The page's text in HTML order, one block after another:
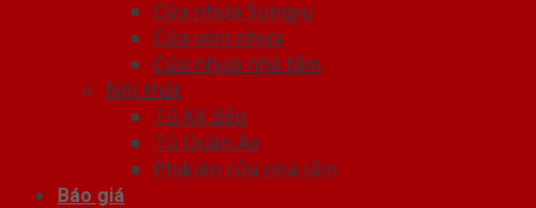
Cửa nhựa Sungyu
Cửa vòm nhựa
Cửa nhựa nhà tắm
Nội thất
Tủ Kệ Bếp
Tủ Quần Áo
Phụ kiện cửa nhà tắm
Báo giá